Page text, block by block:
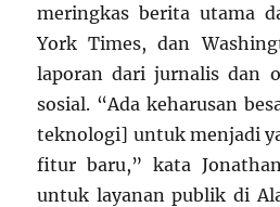
meringkas berita utama
York Times, dan
laporan dari jurnalis dan
sosial. “Ada keharusan
teknologi] untuk menjadi
fitur baru,” kata
untuk layanan publik di